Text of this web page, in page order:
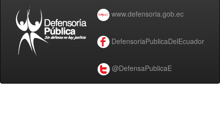
www.defensoria.gob.ec
DefensoriaPublicaDelEcuador
@DefensaPublicaE